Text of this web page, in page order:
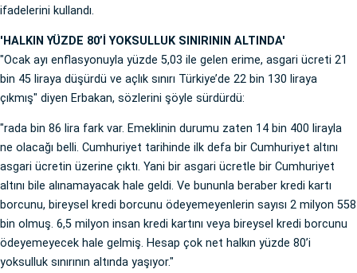
ifadelerini kullandı.
'HALKIN YÜZDE 80’İ YOKSULLUK SINIRININ ALTINDA'
"Ocak ayı enflasyonuyla yüzde 5,03 ile gelen erime, asgari ücreti 21
bin 45 liraya düşürdü ve açlık sınırı Türkiye’de 22 bin 130 liraya
çıkmış" diyen Erbakan, sözlerini şöyle sürdürdü:
"rada bin 86 lira fark var. Emeklinin durumu zaten 14 bin 400 lirayla
ne olacağı belli. Cumhuriyet tarihinde ilk defa bir Cumhuriyet altını
asgari ücretin üzerine çıktı. Yani bir asgari ücretle bir Cumhuriyet
altını bile alınamayacak hale geldi. Ve bununla beraber kredi kartı
borcunu, bireysel kredi borcunu ödeyemeyenlerin sayısı 2 milyon 558
bin olmuş. 6,5 milyon insan kredi kartını veya bireysel kredi borcunu
ödeyemeyecek hale gelmiş. Hesap çok net halkın yüzde 80’i
yoksulluk sınırının altında yaşıyor."